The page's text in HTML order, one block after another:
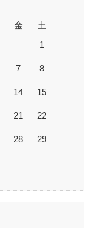
金
土
1
7 8
14 15
21 22
28 29